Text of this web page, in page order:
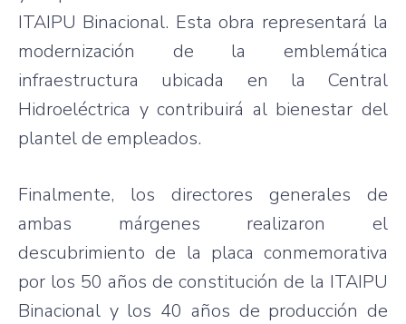
ITAIPU Binacional. Esta obra representará la
modernización de la emblemática
infraestructura ubicada en la Central
Hidroeléctrica y contribuirá al bienestar del
plantel de empleados.
Finalmente, los directores generales de
ambas márgenes realizaron el
descubrimiento de la placa conmemorativa
por los 50 años de constitución de la ITAIPU
Binacional y los 40 años de producción de